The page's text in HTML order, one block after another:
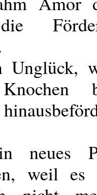
Unglück,
neues
weil es